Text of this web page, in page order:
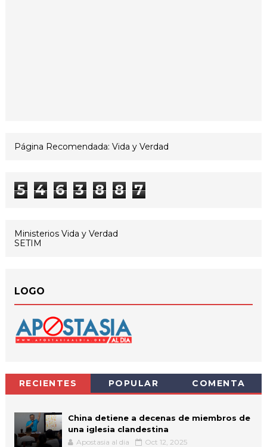
Página Recomendada: Vida y Verdad
5 4 6 3 8 8 7
Ministerios Vida y Verdad
SETIM
LOGO
RECIENTES POPULAR COMENTA
China detiene a decenas de miembros de
una iglesia clandestina
Apostasia al dia Oct 12, 2025